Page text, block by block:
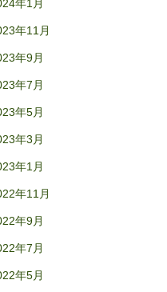
年1月
年11月
年9月
年7月
年5月
年3月
年1月
年11月
年9月
年7月
年5月